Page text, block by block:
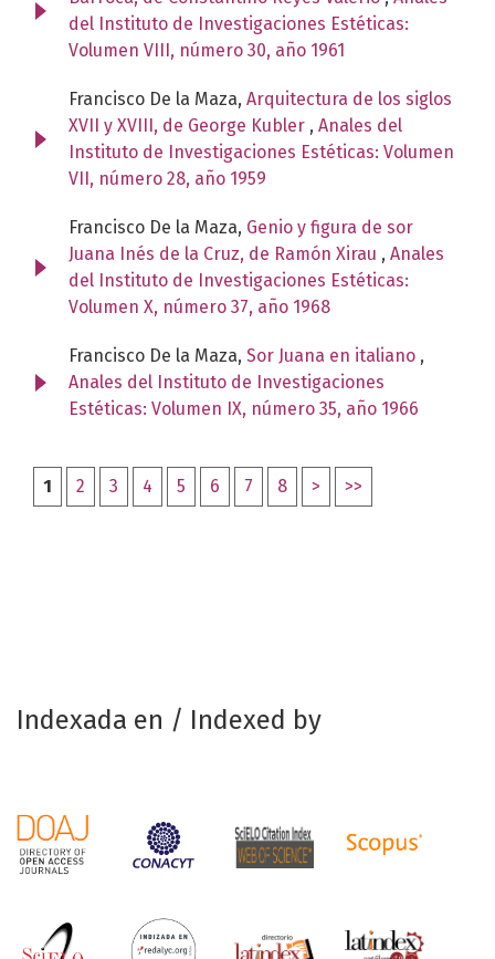
del Instituto de Investigaciones Estéticas:
Volumen VIII, número 30, año 1961
Francisco De la Maza, Arquitectura de los siglos
XVII y XVIII, de George Kubler , Anales del
Instituto de Investigaciones Estéticas: Volumen
VII, número 28, año 1959
Francisco De la Maza, Genio y figura de sor
Juana Inés de la Cruz, de Ramón Xirau , Anales
del Instituto de Investigaciones Estéticas:
Volumen X, número 37, año 1968
Francisco De la Maza, Sor Juana en italiano ,
Anales del Instituto de Investigaciones
Estéticas: Volumen IX, número 35, año 1966
1 2 3 4 5 6 7 8 > >>
Indexada en / Indexed by